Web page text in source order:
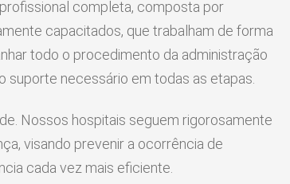
completa, composta por
capacitados, que trabalham de forma
todo o procedimento da administração
necessário em todas as etapas.
Nossos hospitais seguem rigorosamente
visando prevenir a ocorrência de
cada vez mais eficiente.